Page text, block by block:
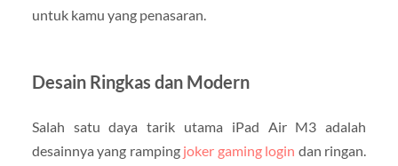
untuk kamu yang penasaran.
Desain Ringkas dan Modern
Salah satu daya tarik utama iPad Air M3 adalah
desainnya yang ramping joker gaming login dan ringan.